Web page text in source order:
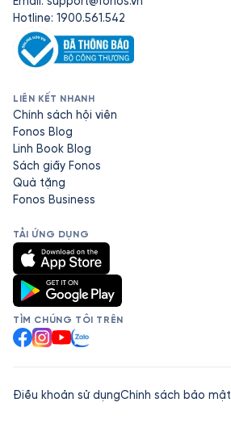
Hotline: 1900.561.542
LIÊN KẾT NHANH
Chính sách hội viên
Fonos Blog
Linh Book Blog
Sách giấy Fonos
Quà tặng
Fonos Business
TẢI ỨNG DỤNG
TÌM CHÚNG TÔI TRÊN
Facebook
Instagram
YouTube
Zalo
Điều khoản sử dụngChính sách bảo mật